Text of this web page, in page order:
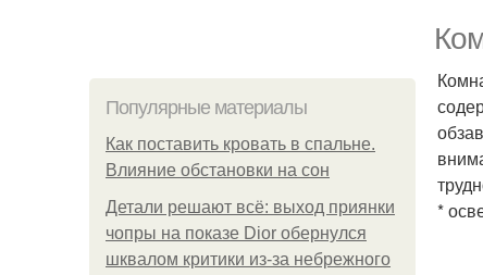
Популярные материалы
Как поставить кровать в спальне.
Влияние обстановки на сон
Детали решают всё: выход приянки
чопры на показе Dior обернулся
шквалом критики из-за небрежного
*